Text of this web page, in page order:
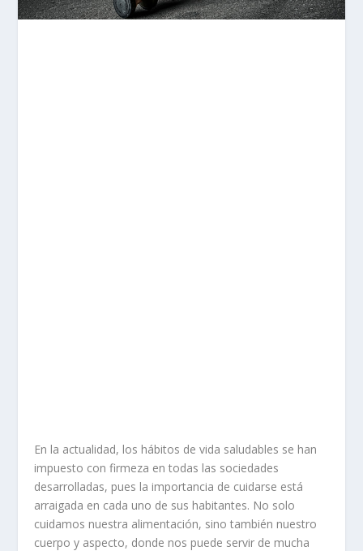
En la actualidad, los hábitos de vida saludables se han
impuesto con firmeza en todas las sociedades
desarrolladas, pues la importancia de cuidarse está
arraigada en cada uno de sus habitantes. No solo
cuidamos nuestra alimentación, sino también nuestro
cuerpo y aspecto, donde nos puede servir de mucha